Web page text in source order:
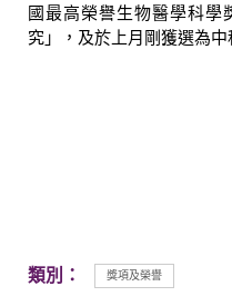
國最高榮譽生物醫學科
究」，及於上月剛獲選為中
類別： 獎項及榮譽